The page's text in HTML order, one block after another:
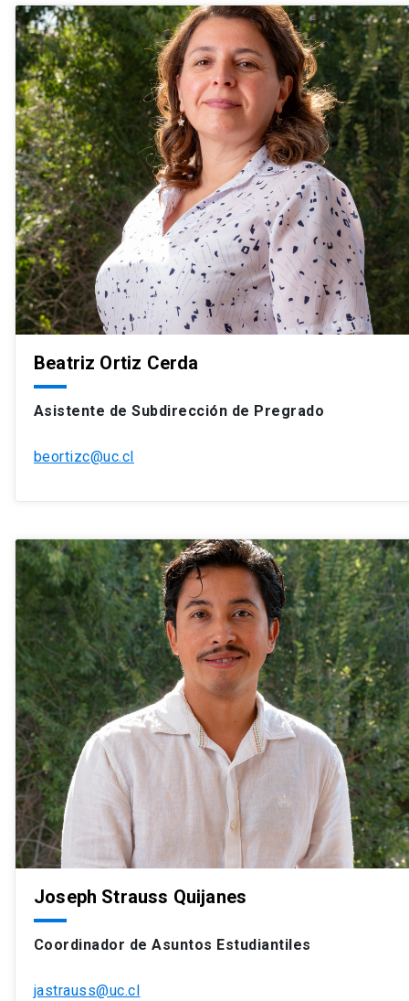
Beatriz Ortiz Cerda
Asistente de Subdirección de Pregrado
beortizc@uc.cl
Joseph Strauss Quijanes
Coordinador de Asuntos Estudiantiles
jastrauss@uc.cl